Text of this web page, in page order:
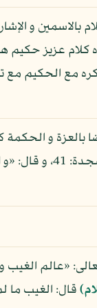
بالاسمين و
كلام عزيز حكيم
مع الحكيم مع
و الحكمة
لكتاب عزيز»: حم
«عالم
قال: الغيب ما